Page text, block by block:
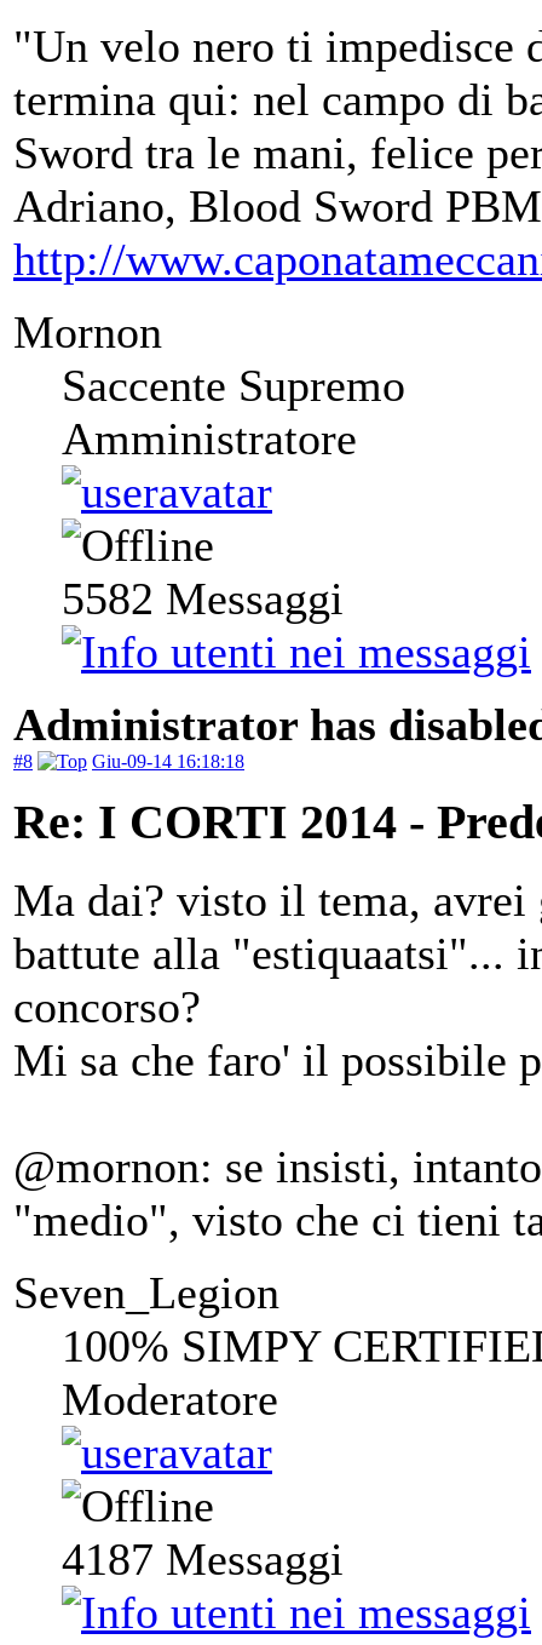
"Un velo nero ti impedisce
termina qui: nel campo di
Sword tra le mani, felice
Adriano, Blood Sword PBM
http://
Mornon
Saccente Supremo
Amministratore
5582 Messaggi
Administrator has
#8 Giu-09-14 16:18:18
Re: I CORTI 2014 -
Ma dai? visto il tema, avrei
battute alla "estiquaatsi"...
concorso?
Mi sa che faro' il possibile
@mornon: se insisti,
"medio", visto che ci tieni
Seven_Legion
100% SIMPY
Moderatore
4187 Messaggi